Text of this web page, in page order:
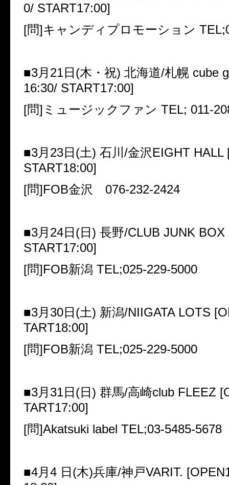
0/ START17:00]
[問]キャンディプロモーション
■3月 21日 (木・祝) 北海道/札幌 cube
16:30/ START17:00]
[問] ミュージックファン TEL; 011-
■3月 23日 (土) 石川 /金沢EIGHT HALL
START18:00]
[問]FOB金沢 076-232-2424
■3月 24日 (日 ) 長野/CLUB JUNK
START17:00]
[問]FOB新潟 TEL;025-229-5000
■3月 30日 (土) 新潟/NIIGATA LOTS
TART18:00]
[問]FOB新潟 TEL;025-229-5000
■3月 31日 (日 ) 群馬/高崎club FLEEZ
TART17:00]
[問]Akatsuki label TEL;03-5485-5678
■4月 4 日 (木)兵庫/神戸VARIT.